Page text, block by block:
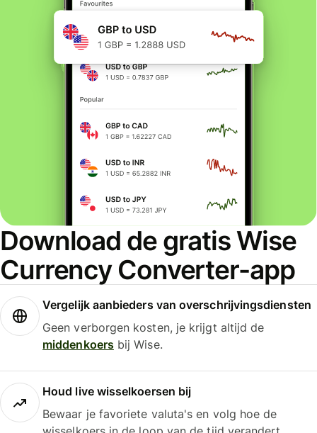
Download de gratis Wise
Currency Converter-app
Vergelijk aanbieders van overschrijvingsdiensten
Geen verborgen kosten, je krijgt altijd de
middenkoersbij Wise.
Houd live wisselkoersen bij
Bewaar je favoriete valuta's en volg hoe de